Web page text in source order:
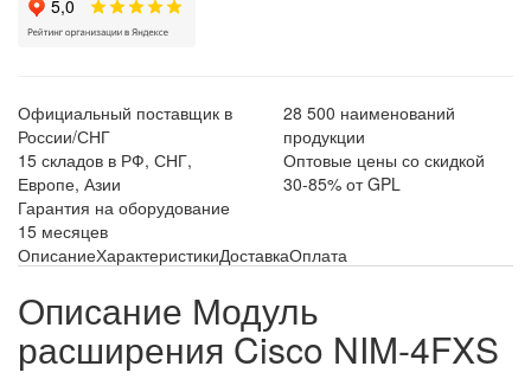
Официальный поставщик в
России/СНГ
28 500 наименований
продукции
15 складов в РФ, СНГ,
Европе, Азии
Оптовые цены со скидкой
30-85% от GPL
Гарантия на оборудование
15 месяцев
ОписаниеХарактеристикиДоставкаОплата
Описание Модуль
расширения Cisco NIM-4FXS